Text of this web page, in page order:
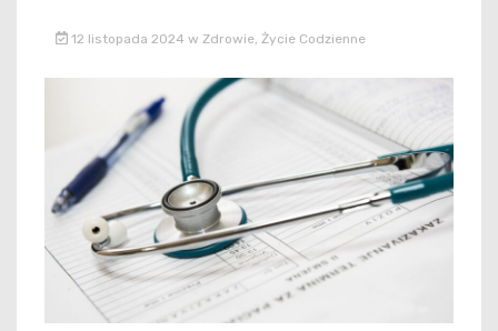
12 listopada 2024 w Zdrowie, Życie Codzienne